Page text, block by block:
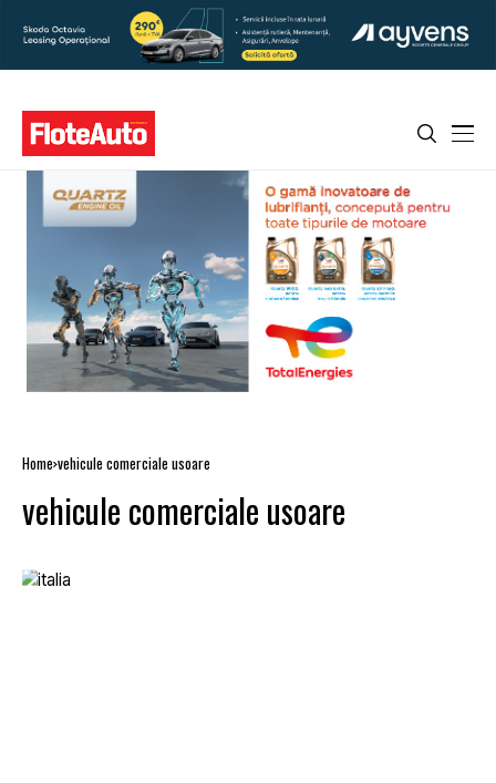
Home vehicule comerciale usoare
vehicule comerciale usoare